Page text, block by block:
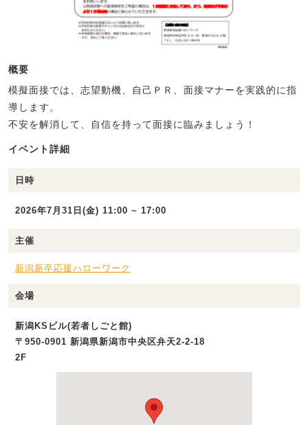
概要
模擬面接では、志望動機、自己ＰＲ、面接マナーを実践的に指
導します。
不安を解消して、自信を持って面接に臨みましょう！
イベント詳細
日時
2026年7月31日(金) 11:00 ~ 17:00
主催
新潟新卒応援ハローワーク
会場
新潟KSビル(若者しごと館)
〒950-0901 新潟県新潟市中央区弁天2-2-18
2F